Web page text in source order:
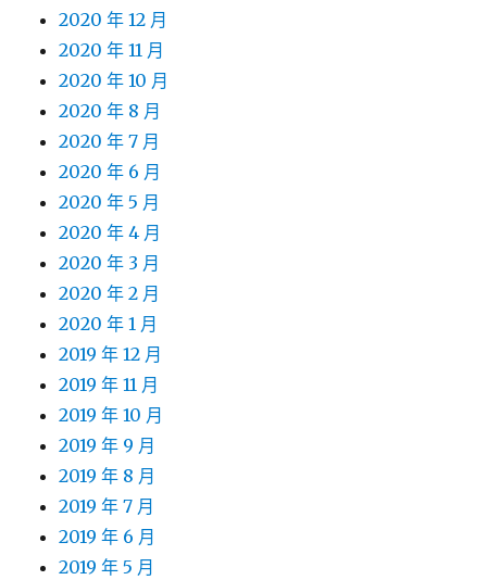
2020 年 12 月
2020 年 11 月
2020 年 10 月
2020 年 8 月
2020 年 7 月
2020 年 6 月
2020 年 5 月
2020 年 4 月
2020 年 3 月
2020 年 2 月
2020 年 1 月
2019 年 12 月
2019 年 11 月
2019 年 10 月
2019 年 9 月
2019 年 8 月
2019 年 7 月
2019 年 6 月
2019 年 5 月